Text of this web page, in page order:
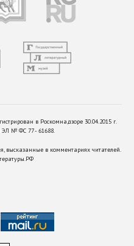
в Роскомнадзоре 30.04.2015 г.
ЭЛ № ФС 77 - 61688.
высказанные в комментариях читателей.